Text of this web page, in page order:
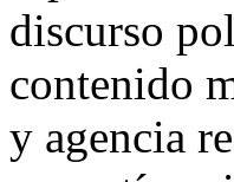
discurso
contenido
y agencia